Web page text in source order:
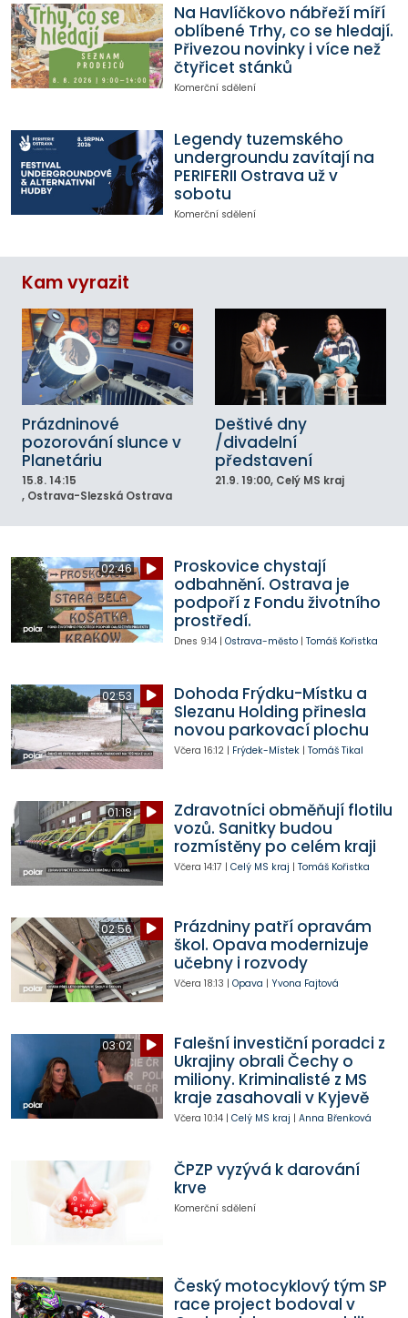
Na Havlíčkovo nábřeží míří
oblíbené Trhy, co se hledají.
Přivezou novinky i více než
čtyřicet stánků
Komerční sdělení
Legendy tuzemského
undergroundu zavítají na
PERIFERII Ostrava už v
sobotu
Komerční sdělení
Kam vyrazit
Prázdninové
pozorování slunce v
Planetáriu
15.8. 14:15
, Ostrava-Slezská Ostrava
Deštivé dny
/divadelní
představení
21.9. 19:00, Celý MS kraj
02:46
Proskovice chystají
odbahnění. Ostrava je
podpoří z Fondu životního
prostředí.
Dnes 9:14| Ostrava-město| Tomáš Kořistka
02:53
Dohoda Frýdku-Místku a
Slezanu Holding přinesla
novou parkovací plochu
Včera 16:12| Frýdek-Místek| Tomáš Tikal
01:18
Zdravotníci obměňují flotilu
vozů. Sanitky budou
rozmístěny po celém kraji
Včera 14:17 | Celý MS kraj | Tomáš Kořistka
02:56
Prázdniny patří opravám
škol. Opava modernizuje
učebny i rozvody
Včera 18:13 | Opava | Yvona Fajtová
03:02
Falešní investiční poradci z
Ukrajiny obrali Čechy o
miliony. Kriminalisté z MS
kraje zasahovali v Kyjevě
Včera 10:14| Celý MS kraj | Anna Břenková
ČPZP vyzývá k darování
krve
Komerční sdělení
Český motocyklový tým SP
race project bodoval v